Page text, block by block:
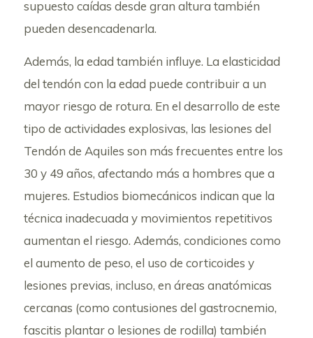
supuesto caídas desde gran altura también
pueden desencadenarla.
Además, la edad también influye. La elasticidad
del tendón con la edad puede contribuir a un
mayor riesgo de rotura. En el desarrollo de este
tipo de actividades explosivas, las lesiones del
Tendón de Aquiles son más frecuentes entre los
30 y 49 años, afectando más a hombres que a
mujeres. Estudios biomecánicos indican que la
técnica inadecuada y movimientos repetitivos
aumentan el riesgo. Además, condiciones como
el aumento de peso, el uso de corticoides y
lesiones previas, incluso, en áreas anatómicas
cercanas (como contusiones del gastrocnemio,
fascitis plantar o lesiones de rodilla) también